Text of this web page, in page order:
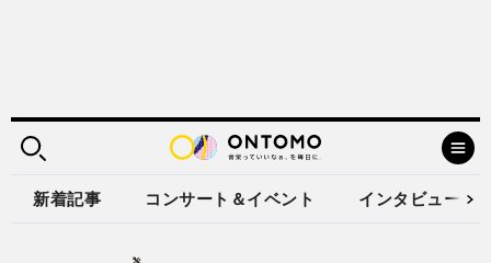
新着記事 コンサート＆イベント インタビュー